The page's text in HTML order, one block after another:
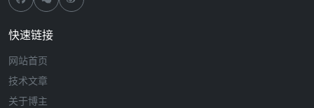
快速链接
网站首页
技术文章
关于博主